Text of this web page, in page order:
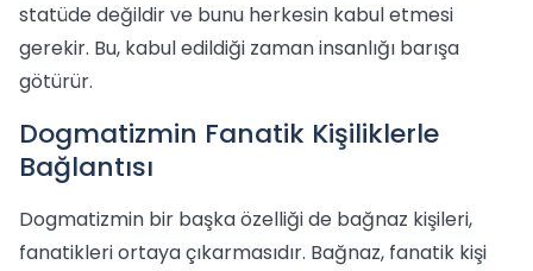
statüde değildir ve bunu herkesin kabul etmesi
gerekir. Bu, kabul edildiği zaman insanlığı barışa
götürür.
Dogmatizmin Fanatik Kişiliklerle
Bağlantısı
Dogmatizmin bir başka özelliği de bağnaz kişileri,
fanatikleri ortaya çıkarmasıdır. Bağnaz, fanatik kişi